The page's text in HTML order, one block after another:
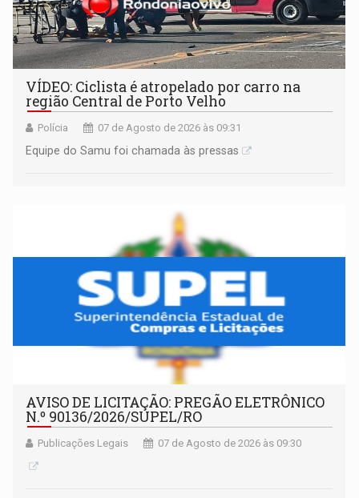
VÍDEO: Ciclista é atropelado por carro na
região Central de Porto Velho
Polícia 07 de Agosto de 2026 às 09:31
Equipe do Samu foi chamada às pressas
AVISO DE LICITAÇÃO: PREGÃO ELETRÔNICO
N.º 90136/2026/SUPEL/RO
Publicações Legais 07 de Agosto de 2026 às 09:30